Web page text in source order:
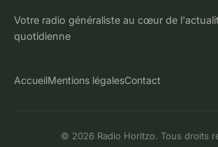
Votre radio généraliste au cœur de
quotidienne
AccueilMentions légalesContact
© 2026 Radio Horitzo. Tous droits